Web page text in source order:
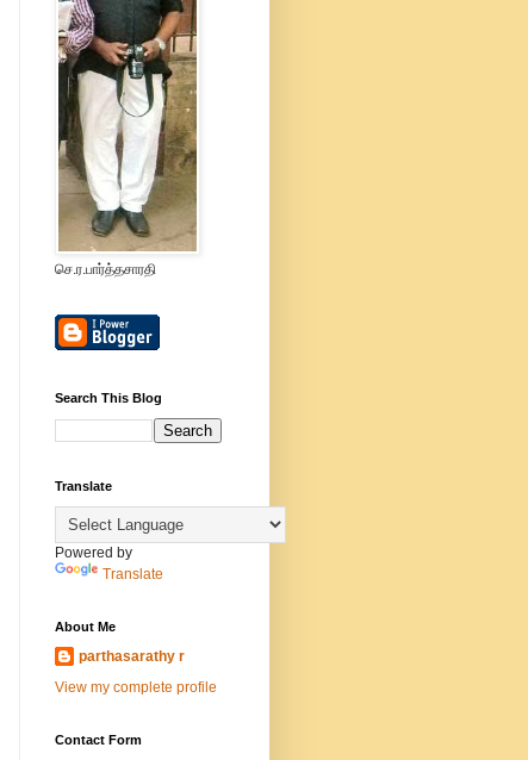
செ.ர.பார்த்தசாரதி
Search This Blog
Translate
Powered by
Translate
About Me
parthasarathy r
View my complete profile
Contact Form